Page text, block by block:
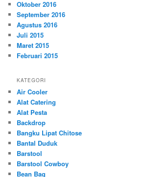
Oktober 2016
September 2016
Agustus 2016
Juli 2015
Maret 2015
Februari 2015
KATEGORI
Air Cooler
Alat Catering
Alat Pesta
Backdrop
Bangku Lipat Chitose
Bantal Duduk
Barstool
Barstool Cowboy
Bean Bag